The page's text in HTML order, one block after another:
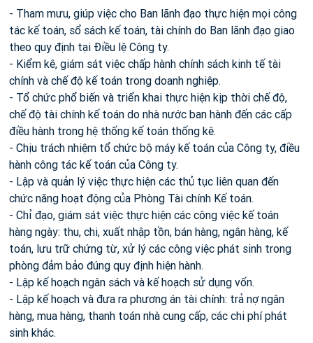
- Tham mưu, giúp việc cho Ban lãnh đạo thực hiện mọi công
tác kế toán, sổ sách kế toán, tài chính do Ban lãnh đạo giao
theo quy định tại Điều lệ Công ty.
- Kiểm kê, giám sát việc chấp hành chính sách kinh tế tài
chính và chế độ kế toán trong doanh nghiệp.
- Tổ chức phổ biến và triển khai thực hiện kịp thời chế độ,
chế độ tài chính kế toán do nhà nước ban hành đến các cấp
điều hành trong hệ thống kế toán thống kê.
- Chịu trách nhiệm tổ chức bộ máy kế toán của Công ty, điều
hành công tác kế toán của Công ty.
- Lập và quản lý việc thực hiện các thủ tục liên quan đến
chức năng hoạt động của Phòng Tài chính Kế toán.
- Chỉ đạo, giám sát việc thực hiện các công việc kế toán
hàng ngày: thu, chi, xuất nhập tồn, bán hàng, ngân hàng, kế
toán, lưu trữ chứng từ, xử lý các công việc phát sinh trong
phòng đảm bảo đúng quy định hiện hành.
- Lập kế hoạch ngân sách và kế hoạch sử dụng vốn.
- Lập kế hoạch và đưa ra phương án tài chính: trả nợ ngân
hàng, mua hàng, thanh toán nhà cung cấp, các chi phí phát
sinh khác.